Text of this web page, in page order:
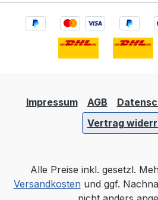
Impressum AGB
Vertrag
Alle Preise inkl. gesetzl.
Versandkostenund ggf.